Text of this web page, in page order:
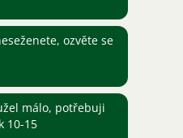
ozvěte se
málo, potřebuji
10-15